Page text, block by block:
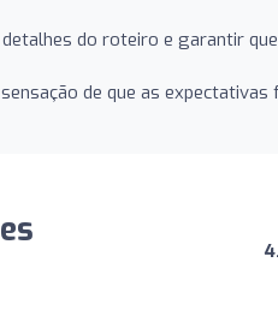
do roteiro e garantir
de que as expectativas